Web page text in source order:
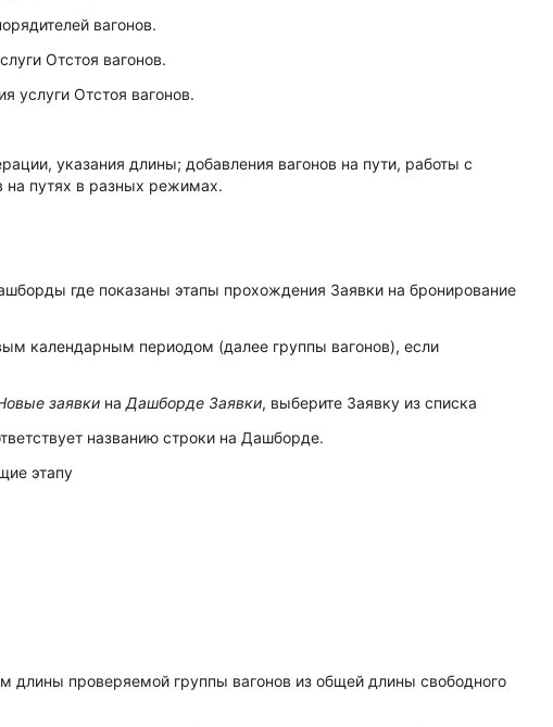
вагонов.
Отстоя вагонов.
услуги Отстоя вагонов.
указания длины; добавления вагонов на пути, работы с
на путях в разных режимах.
где показаны этапы прохождения Заявки на бронирование
календарным периодом (далее группы вагонов), если
заявки на Дашборде Заявки, выберите Заявку из списка
названию строки на Дашборде.
этапу
длины проверяемой группы вагонов из общей длины свободного